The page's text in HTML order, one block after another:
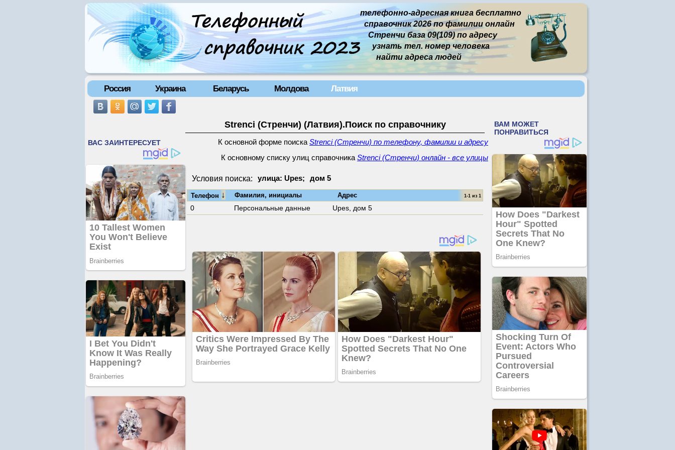
телефонно-адресная книга бесплатно
справочник 2026 по фамилии онлайн
Стренчи база 09(109) по адресу
узнать тел. номер человека
найти адреса людей
Россия Украина Беларусь Молдова Латвия
Strenci (Стренчи) (Латвия).Поиск по справочнику
К основной форме поиска Strenci (Стренчи) по телефону, фамилии и адресу
К основному списку улиц справочника Strenci (Стренчи) онлайн - все улицы
Условия поиска: улица: Upes; дом 5
Телефон ↓ Фамилия, инициалы Адрес 1-1 из 1
0 Персональные данные Upes, дом 5